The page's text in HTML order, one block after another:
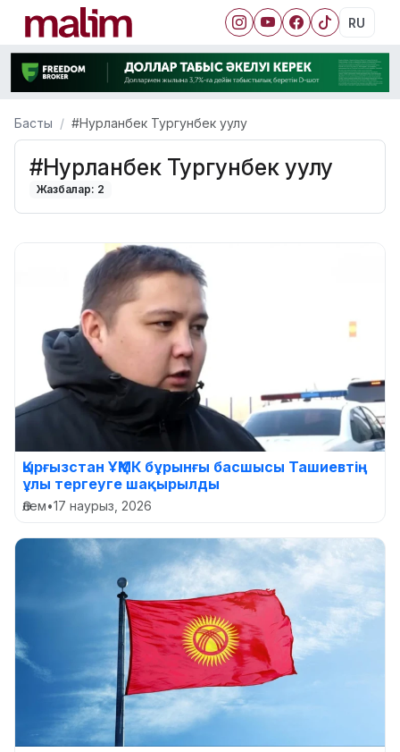
RU
Басты #Нурланбек Тургунбек уулу
#Нурланбек Тургунбек уулу
Жазбалар: 2
Қырғызстан ҰҚМК бұрынғы басшысы Ташиевтің
ұлы тергеуге шақырылды
Әлем•17 наурыз, 2026